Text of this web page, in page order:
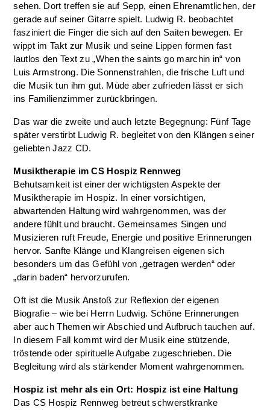
sehen. Dort treffen sie auf Sepp, einen Ehrenamtlichen, der
gerade auf seiner Gitarre spielt. Ludwig R. beobachtet
fasziniert die Finger die sich auf den Saiten bewegen. Er
wippt im Takt zur Musik und seine Lippen formen fast
lautlos den Text zu „When the saints go marchin in“ von
Luis Armstrong. Die Sonnenstrahlen, die frische Luft und
die Musik tun ihm gut. Müde aber zufrieden lässt er sich
ins Familienzimmer zurückbringen.
Das war die zweite und auch letzte Begegnung: Fünf Tage
später verstirbt Ludwig R. begleitet von den Klängen seiner
geliebten Jazz CD.
Musiktherapie im CS Hospiz Rennweg
Behutsamkeit ist einer der wichtigsten Aspekte der
Musiktherapie im Hospiz. In einer vorsichtigen,
abwartenden Haltung wird wahrgenommen, was der
andere fühlt und braucht. Gemeinsames Singen und
Musizieren ruft Freude, Energie und positive Erinnerungen
hervor. Sanfte Klänge und Klangreisen eigenen sich
besonders um das Gefühl von „getragen werden“ oder
„darin baden“ hervorzurufen.
Oft ist die Musik Anstoß zur Reflexion der eigenen
Biografie – wie bei Herrn Ludwig. Schöne Erinnerungen
aber auch Themen wir Abschied und Aufbruch tauchen auf.
In diesem Fall kommt wird der Musik eine stützende,
tröstende oder spirituelle Aufgabe zugeschrieben. Die
Begleitung wird als stärkender Moment wahrgenommen.
Hospiz ist mehr als ein Ort: Hospiz ist eine Haltung
Das CS Hospiz Rennweg betreut schwerstkranke